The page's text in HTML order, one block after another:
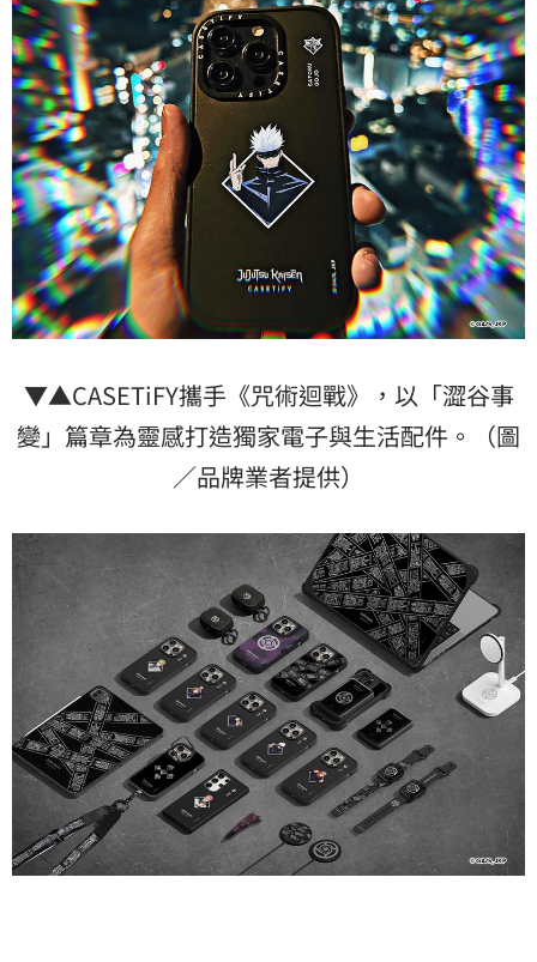
▼▲CASETiFY攜手《咒術迴戰》，以「澀谷事
變」篇章為靈感打造獨家電子與生活配件。（圖
／品牌業者提供）